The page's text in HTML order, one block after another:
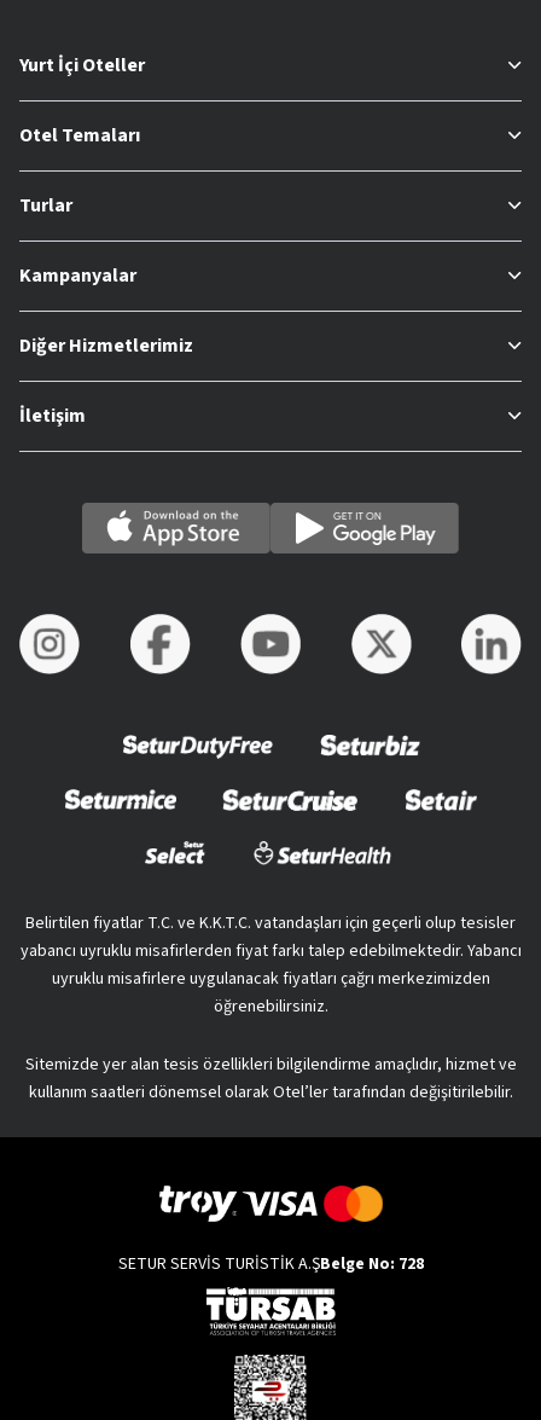
Yurt İçi Oteller
Otel Temaları
Turlar
Kampanyalar
Diğer Hizmetlerimiz
İletişim
Belirtilen fiyatlar T.C. ve K.K.T.C. vatandaşları için geçerli olup tesisler
yabancı uyruklu misafirlerden fiyat farkı talep edebilmektedir. Yabancı
uyruklu misafirlere uygulanacak fiyatları çağrı merkezimizden
öğrenebilirsiniz.
Sitemizde yer alan tesis özellikleri bilgilendirme amaçlıdır, hizmet ve
kullanım saatleri dönemsel olarak Otel’ler tarafından değişitirilebilir.
SETUR SERVİS TURİSTİK A.ŞBelge No: 728